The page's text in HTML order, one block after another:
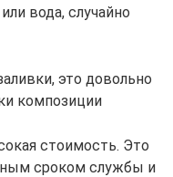
вода, случайно
это довольно
композиции
стоимость. Это
сроком службы и